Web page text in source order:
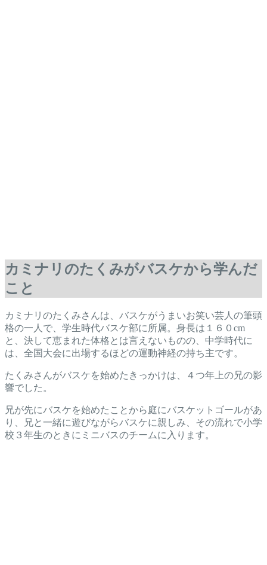
カミナリのたくみがバスケから学んだ
こと
カミナリのたくみさんは、バスケがうまいお笑い芸人の筆頭
格の一人で、学生時代バスケ部に所属。身長は１６０cm
と、決して恵まれた体格とは言えないものの、中学時代に
は、全国大会に出場するほどの運動神経の持ち主です。
たくみさんがバスケを始めたきっかけは、４つ年上の兄の影
響でした。
兄が先にバスケを始めたことから庭にバスケットゴールがあ
り、兄と一緒に遊びながらバスケに親しみ、その流れで小学
校３年生のときにミニバスのチームに入ります。